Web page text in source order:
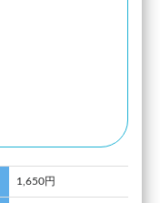
1,650円